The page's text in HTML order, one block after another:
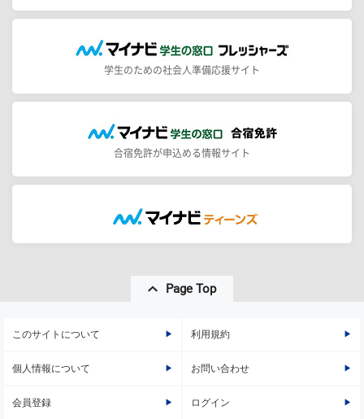
学生のための社会人準備応援サイト
合宿免許が申込める情報サイト
Page Top
このサイトについて 利用規約
個人情報について お問い合わせ
会員登録 ログイン